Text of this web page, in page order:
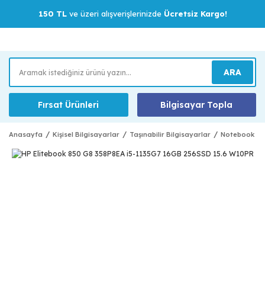
150 TLve üzeri alışverişlerinizde Ücretsiz Kargo!
ARA
Fırsat Ürünleri Bilgisayar Topla
Anasayfa Kişisel Bilgisayarlar Taşınabilir Bilgisayarlar Notebook